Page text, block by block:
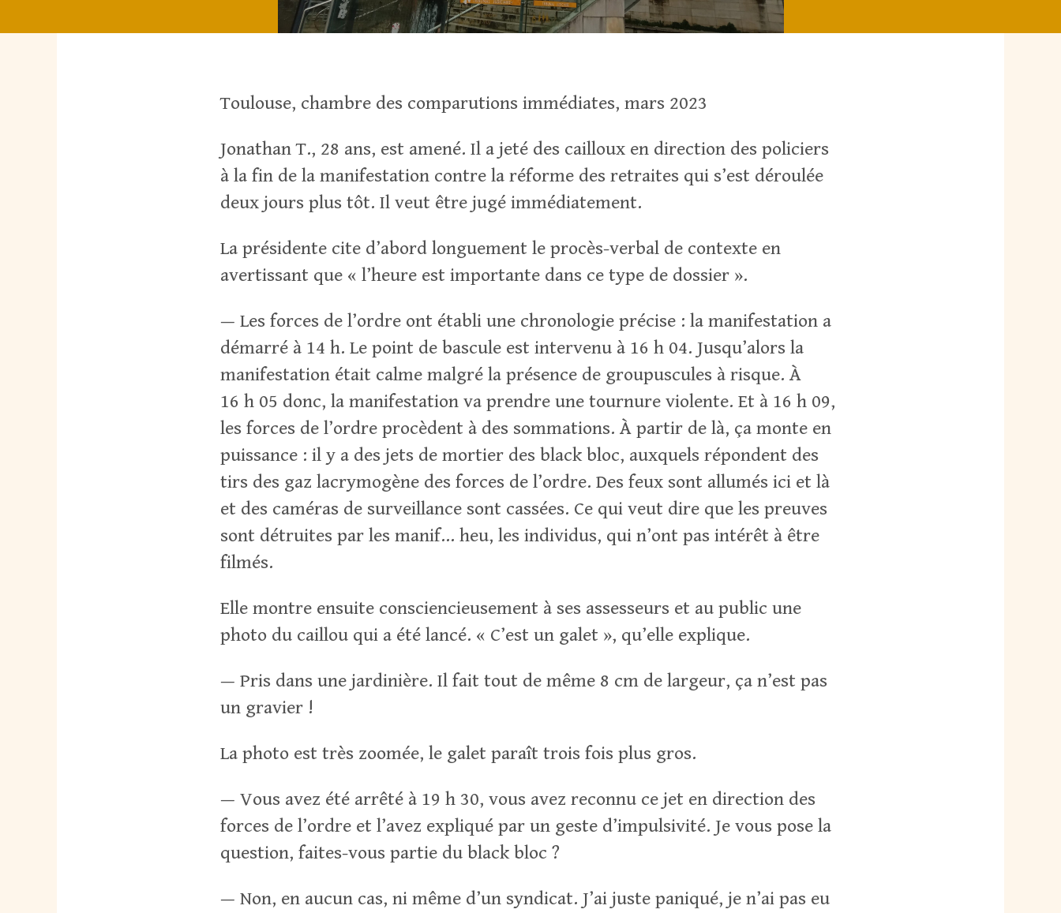
Toulouse, chambre des comparutions immédiates, mars 2023
Jonathan T., 28 ans, est amené. Il a jeté des cailloux en direction des policiers
à la fin de la manifestation contre la réforme des retraites qui s’est déroulée
deux jours plus tôt. Il veut être jugé immédiatement.
La présidente cite d’abord longuement le procès-verbal de contexte en
avertissant que « l’heure est importante dans ce type de dossier ».
— Les forces de l’ordre ont établi une chronologie précise : la manifestation a
démarré à 14 h. Le point de bascule est intervenu à 16 h 04. Jusqu’alors la
manifestation était calme malgré la présence de groupuscules à risque. À
16 h 05 donc, la manifestation va prendre une tournure violente. Et à 16 h 09,
les forces de l’ordre procèdent à des sommations. À partir de là, ça monte en
puissance : il y a des jets de mortier des black bloc, auxquels répondent des
tirs des gaz lacrymogène des forces de l’ordre. Des feux sont allumés ici et là
et des caméras de surveillance sont cassées. Ce qui veut dire que les preuves
sont détruites par les manif… heu, les individus, qui n’ont pas intérêt à être
filmés.
Elle montre ensuite consciencieusement à ses assesseurs et au public une
photo du caillou qui a été lancé. « C’est un galet », qu’elle explique.
— Pris dans une jardinière. Il fait tout de même 8 cm de largeur, ça n’est pas
un gravier !
La photo est très zoomée, le galet paraît trois fois plus gros.
— Vous avez été arrêté à 19 h 30, vous avez reconnu ce jet en direction des
forces de l’ordre et l’avez expliqué par un geste d’impulsivité. Je vous pose la
question, faites-vous partie du black bloc ?
— Non, en aucun cas, ni même d’un syndicat. J’ai juste paniqué, je n’ai pas eu